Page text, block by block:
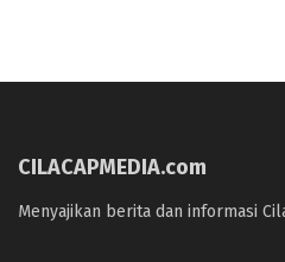
CILACAPMEDIA.com
Menyajikan berita dan informasi